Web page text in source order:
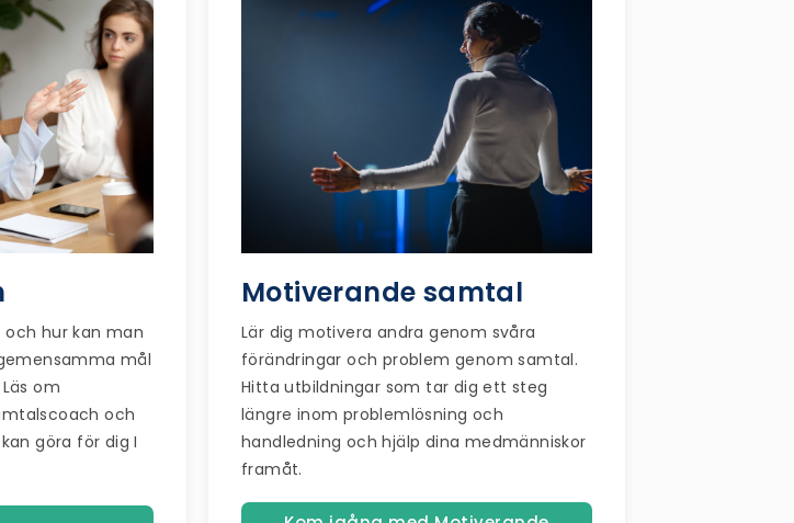
hur kan man
mål
om
och
göra för dig I
Motiverande samtal
Lär dig motivera andra genom svåra
förändringar och problem genom samtal.
Hitta utbildningar som tar dig ett steg
längre inom problemlösning och
handledning och hjälp dina medmänniskor
framåt.